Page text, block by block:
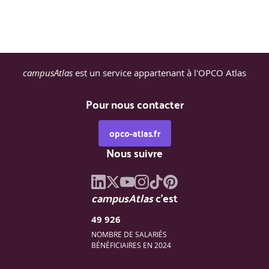
Décrire les fonctions de commutation et de routage
Décrire les concepts de sécurité de NSX Federation
campusAtlas est un service appartenant à l'OPCO Atlas
Pour nous contacter
opco-atlas.fr
Nous suivre
campusAtlasc'est
49 926
NOMBRE DE SALARIÉS
BÉNÉFICIAIRES EN 2024